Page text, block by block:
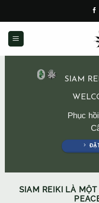
content
SIAM
Phục
SIAM REIKI LÀ